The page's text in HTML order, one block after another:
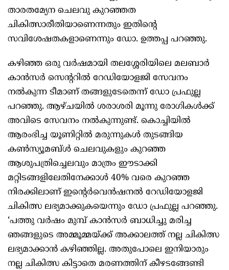
താരതമ്യേന ചെലവു കുറഞ്ഞത
ചികിത്സാരീതിയാണെന്നതും ഇതിന്റെ
സവിശേഷതകളാണെന്നും ഡോ. ഉത്തപ്പ പറഞ്ഞു.
കഴിഞ്ഞ ഒരു വര്‍ഷമായി തലശ്ശേരിയിലെ മലബാര്‍
കാന്‍സര്‍ സെന്ററില്‍ റേഡിയോളജി സേവനം
നല്‍കുന്ന ടീമാണ് തങ്ങളുടേതെന്ന് ഡോ പ്രഫുല്ല
പറഞ്ഞു. ആഴ്ചയില്‍ ശരാശരി മൂന്നു രോഗികള്‍ക്ക്
അവിടെ സേവനം നല്‍കുന്നുണ്ട്. കൊച്ചിയില്‍
ആരംഭിച്ച യൂണിറ്റില്‍ മരുന്നുകള്‍ തുടങ്ങിയ
കണ്‍സ്യൂമബ്ള്‍ ചെലവുകളും കുറഞ്ഞ
ആശുപത്രിച്ചെലവും മാത്രം ഈടാക്കി
മറ്റിടങ്ങളിലേതിനേക്കാള്‍ 40% വരെ കുറഞ്ഞ
നിരക്കിലാണ് ഇന്റെര്‍വെന്‍ഷനല്‍ റേഡിയോളജി
ചികിത്സ ലഭ്യമാക്കുകയെന്നും ഡോ പ്രഫുല്ല പറഞ്ഞു.
‘പത്തു വര്‍ഷം മുമ്പ് കാന്‍സര്‍ ബാധിച്ചു മരിച്ച
ഞങ്ങളുടെ അമ്മൂമ്മയ്ക്ക് അക്കാലത്ത് നല്ല ചികിത്സ
ലഭ്യമാക്കാന്‍ കഴിഞ്ഞില്ല. അതുപോലെ ഇനിയാരും
നല്ല ചികിത്സ കിട്ടാതെ മരണത്തിന് കീഴടങ്ങേണ്ടി